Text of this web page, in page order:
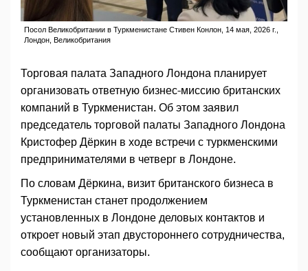
Посол Великобритании в Туркменистане Стивен Конлон, 14 мая, 2026 г.,
Лондон, Великобритания
Торговая палата Западного Лондона планирует
организовать ответную бизнес-миссию британских
компаний в Туркменистан. Об этом заявил
председатель торговой палаты Западного Лондона
Кристофер Дёркин в ходе встречи с туркменскими
предпринимателями в четверг в Лондоне.
По словам Дёркина, визит британского бизнеса в
Туркменистан станет продолжением
установленных в Лондоне деловых контактов и
откроет новый этап двустороннего сотрудничества,
сообщают организаторы.